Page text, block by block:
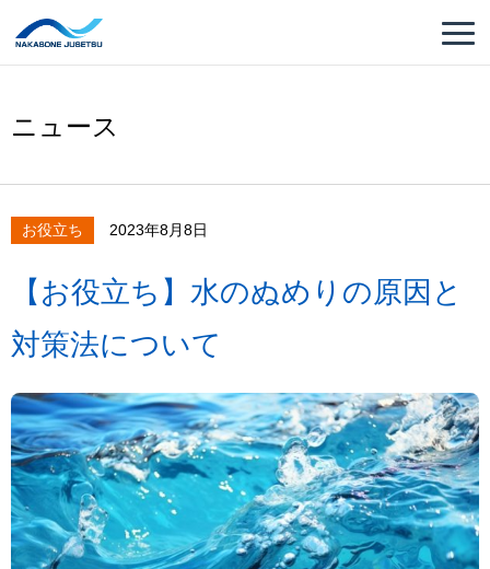
ニュース
お役立ち 2023年8月8日
【お役立ち】水のぬめりの原因と
対策法について